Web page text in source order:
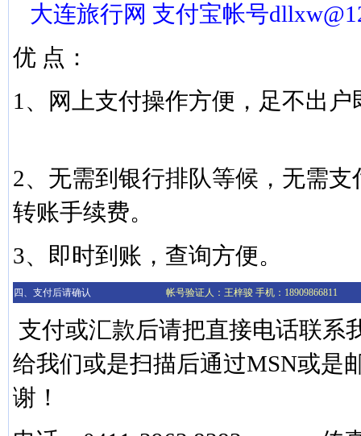
大连旅行网 支付宝帐号
优 点：
1、网上支付操作方便，足不出
2、无需到银行排队等候，无需
转账手续费。
3、即时到账，查询方便。
四、支付后请确认 帐号验证人：王梓骏 手机：18909866811
支付或汇款后请把直接电话联系
给我们或是扫描后通过MSN或是
谢！